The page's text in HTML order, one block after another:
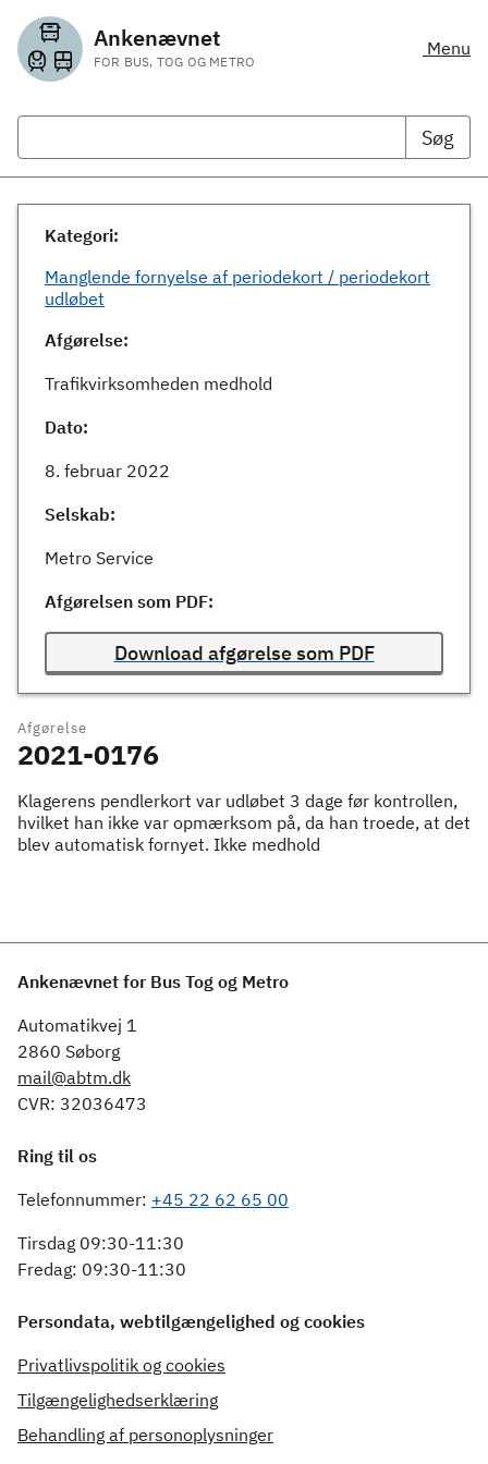
Ankenævnet
FOR BUS, TOG OG METRO
Menu
Søg
Kategori:
Manglende fornyelse af periodekort / periodekort
udløbet
Afgørelse:
Trafikvirksomheden medhold
Dato:
8. februar 2022
Selskab:
Metro Service
Afgørelsen som PDF:
Download afgørelse som PDF
Afgørelse
2021-0176
Klagerens pendlerkort var udløbet 3 dage før kontrollen,
hvilket han ikke var opmærksom på, da han troede, at det
blev automatisk fornyet. Ikke medhold
Ankenævnet for Bus Tog og Metro
Automatikvej 1
2860 Søborg
mail@abtm.dk
CVR: 32036473
Ring til os
Telefonnummer: +45 22 62 65 00
Tirsdag 09:30-11:30
Fredag: 09:30-11:30
Persondata, webtilgængelighed og cookies
Privatlivspolitik og cookies
Tilgængelighedserklæring
Behandling af personoplysninger